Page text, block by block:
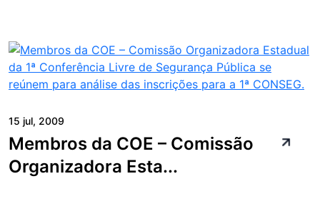
15 jul, 2009
Membros da COE – Comissão
Organizadora Esta...